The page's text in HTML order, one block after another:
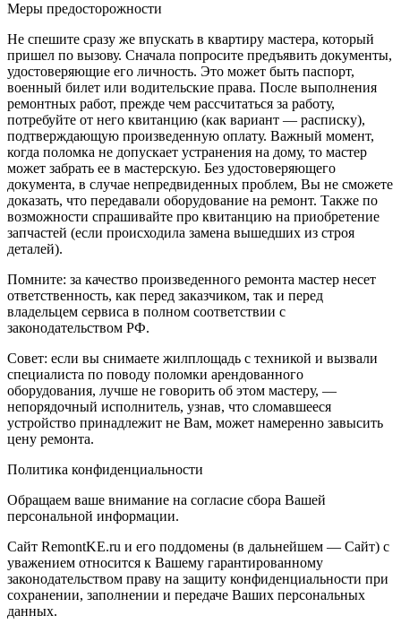
Меры предосторожности
Не спешите сразу же впускать в квартиру мастера, который
пришел по вызову. Сначала попросите предъявить документы,
удостоверяющие его личность. Это может быть паспорт,
военный билет или водительские права. После выполнения
ремонтных работ, прежде чем рассчитаться за работу,
потребуйте от него квитанцию (как вариант — расписку),
подтверждающую произведенную оплату. Важный момент,
когда поломка не допускает устранения на дому, то мастер
может забрать ее в мастерскую. Без удостоверяющего
документа, в случае непредвиденных проблем, Вы не сможете
доказать, что передавали оборудование на ремонт. Также по
возможности спрашивайте про квитанцию на приобретение
запчастей (если происходила замена вышедших из строя
деталей).
Помните: за качество произведенного ремонта мастер несет
ответственность, как перед заказчиком, так и перед
владельцем сервиса в полном соответствии с
законодательством РФ.
Совет: если вы снимаете жилплощадь с техникой и вызвали
специалиста по поводу поломки арендованного
оборудования, лучше не говорить об этом мастеру, —
непорядочный исполнитель, узнав, что сломавшееся
устройство принадлежит не Вам, может намеренно завысить
цену ремонта.
Политика конфиденциальности
Обращаем ваше внимание на согласие сбора Вашей
персональной информации.
Сайт RemontKE.ru и его поддомены (в дальнейшем — Сайт) с
уважением относится к Вашему гарантированному
законодательством праву на защиту конфиденциальности при
сохранении, заполнении и передаче Ваших персональных
данных.